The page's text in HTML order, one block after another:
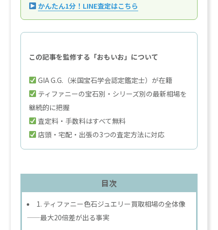
かんたん1分！LINE査定はこちら
この記事を監修する「おもいお」について
GIA G.G.（米国宝石学会認定鑑定士）が在籍
ティファニーの宝石別・シリーズ別の最新相場を
継続的に把握
査定料・手数料はすべて無料
店頭・宅配・出張の3つの査定方法に対応
目次
1. ティファニー色石ジュエリー買取相場の全体像
——最大20倍差が出る事実